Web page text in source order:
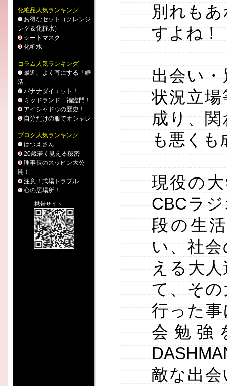
化粧品人気ランキング
お得なセット（クレンジ
ング＆化粧水）
シートマスク
化粧水
コラム人気ランキング
最近、よく耳にする「婚
活」
バナナダイエット！
ミッドランド 福臨門！
アイシャドウの歴史！
自分だけの服でオシャレ
ブログ人気ランキング
はつえさん
20歳若く見える秘密
理事長のスッピン大公
開！
注意！式場トラブル
心の居場所！
携帯サイト
別れも
すよね！
出会い
状況立
成り、
も悪くも
現役の
CBCラ
段の生
い、社
える大
て、そ
行った
会勉強
敵な出